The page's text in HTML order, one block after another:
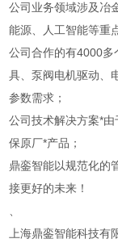
公司业务领域涉及冶
能源、人工智能等重
公司合作的有4000多
具、泵阀电机驱动、
参数需求；
公司技术解决方案*
保原厂*产品；
鼎銮智能以规范化的
接更好的未来！
上海鼎銮智能科技